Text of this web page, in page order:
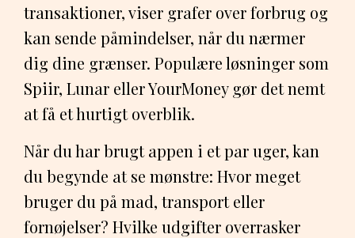
transaktioner, viser grafer over forbrug og
kan sende påmindelser, når du nærmer
dig dine grænser. Populære løsninger som
Spiir, Lunar eller YourMoney gør det nemt
at få et hurtigt overblik.
Når du har brugt appen i et par uger, kan
du begynde at se mønstre: Hvor meget
bruger du på mad, transport eller
fornøjelser? Hvilke udgifter overrasker